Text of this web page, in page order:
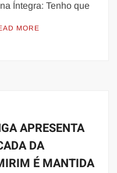
Íntegra: Tenho que
MORE
APRESENTA
DA
É MANTIDA